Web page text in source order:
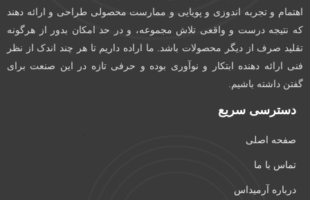
اهتمام و تجربه اندوزی و پویایی و ممارست محصولی طراحی و ارائه دهند
که نتیجه درست و واقعی تلاش مجموعه، و در حد امکان بدور از هرگونه
تقلید صرف از دیگر محصولات باشد. ما اراده داریم تا هر چند اندک از نظر
فنی ارائه دهنده ابتکار و نوآوری بوده و حرفی تازه در این صنعت برای
گفتن داشته باشیم.
دسترسی سریع
صفحه اصلی
تماس با ما
درباره آرمیداس